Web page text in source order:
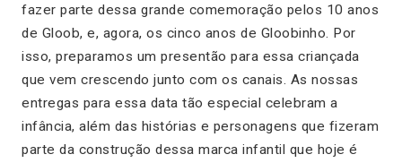
fazer parte dessa grande comemoração pelos 10 anos
de Gloob, e, agora, os cinco anos de Gloobinho. Por
isso, preparamos um presentão para essa criançada
que vem crescendo junto com os canais. As nossas
entregas para essa data tão especial celebram a
infância, além das histórias e personagens que fizeram
parte da construção dessa marca infantil que hoje é